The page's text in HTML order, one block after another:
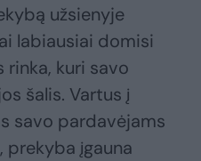
užsienyje
labiausiai domisi
kuri savo
šalis. Vartus į
savo pardavėjams
prekyba įgauna